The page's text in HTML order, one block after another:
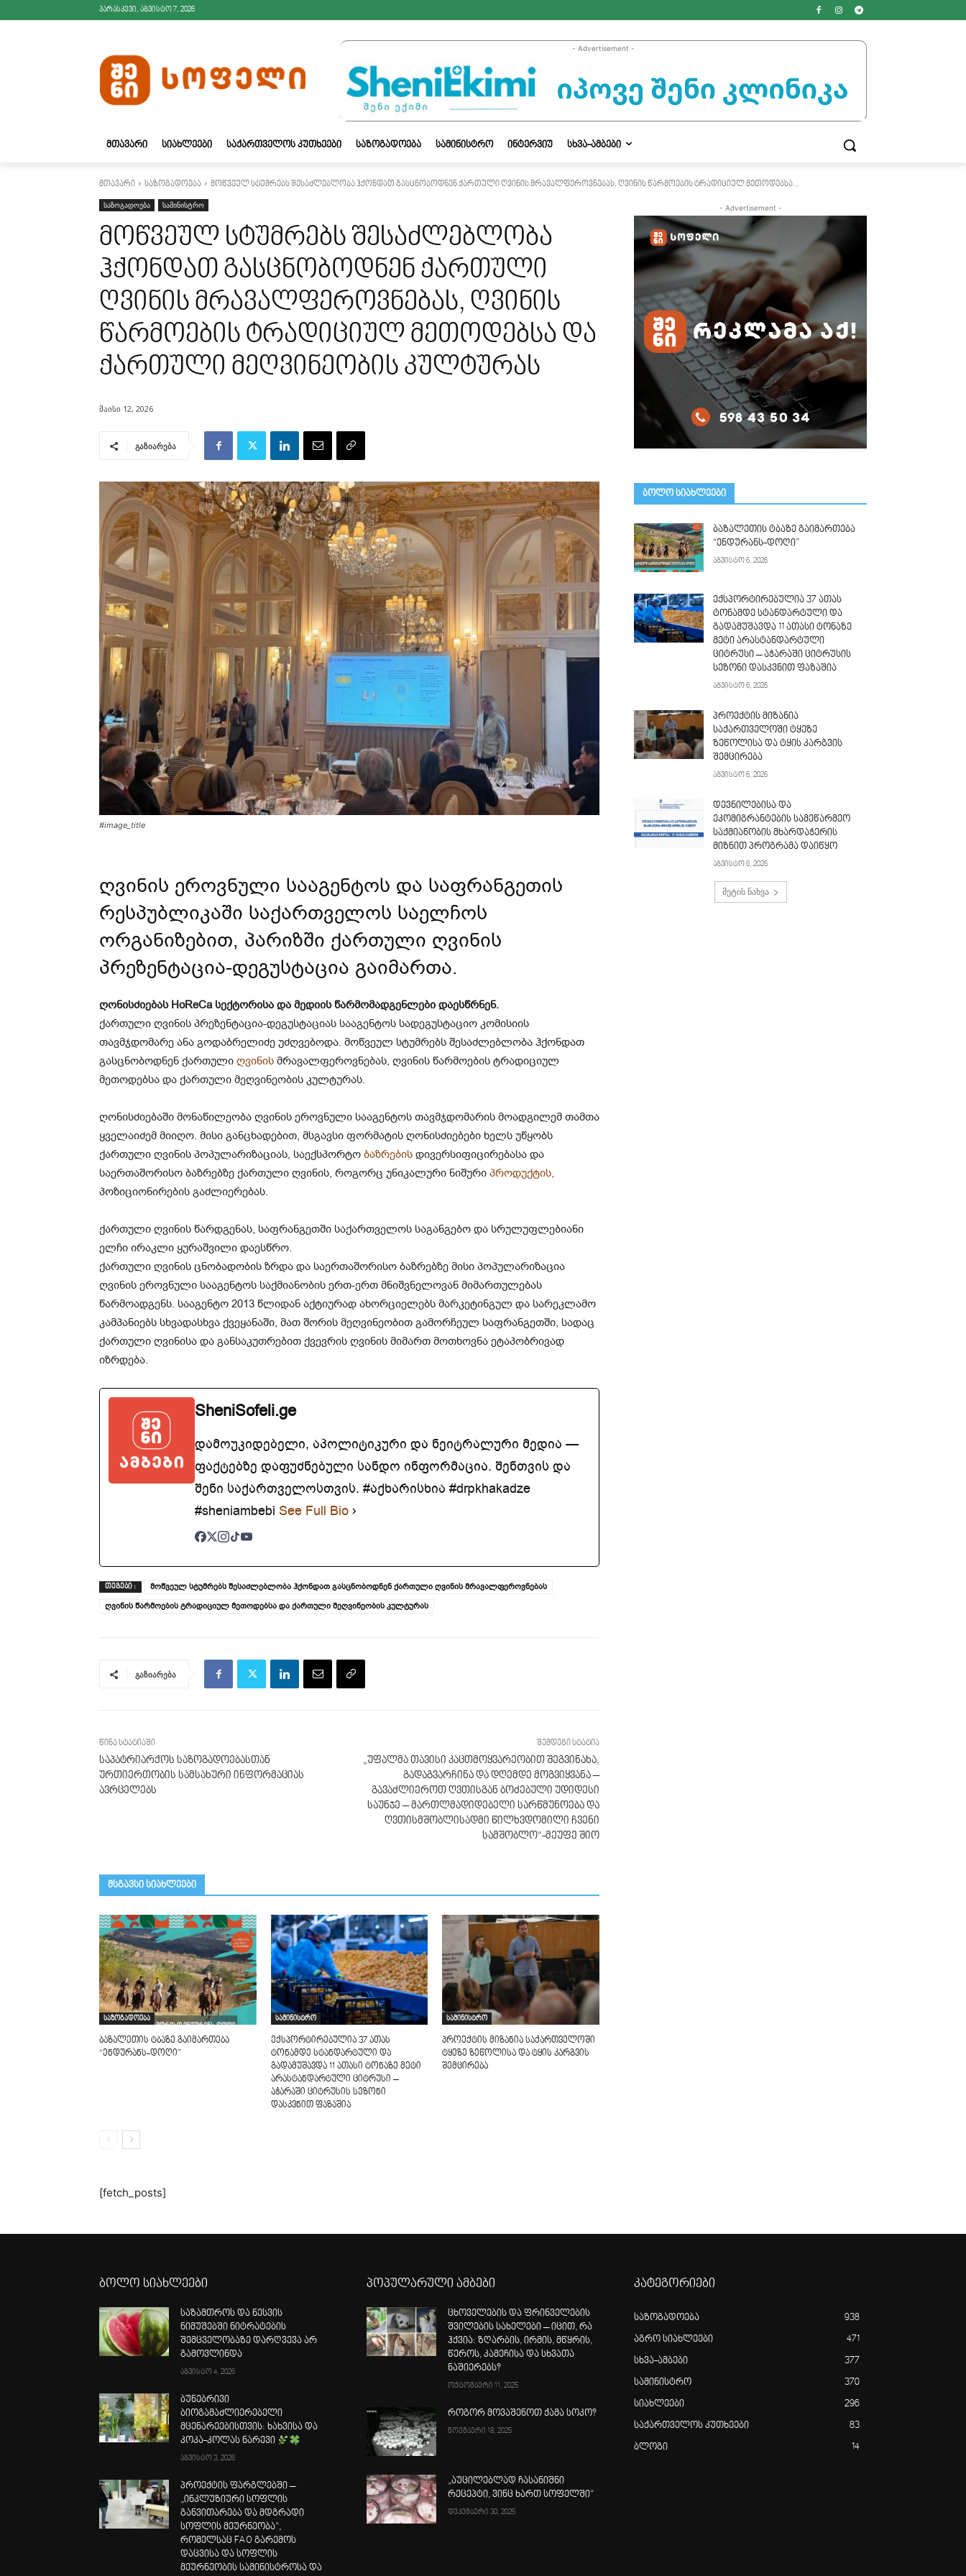
პარასკევი, აგვისტო 7, 2026
- Advertisement -
ᲛᲗᲐᲕᲐᲠᲘ ᲡᲘᲐᲮᲚᲔᲔᲑᲘ ᲡᲐᲥᲐᲠᲗᲕᲔᲚᲝᲡ ᲙᲣᲗᲮᲔᲔᲑᲘ ᲡᲐᲖᲝᲒᲐᲓᲝᲔᲑᲐ ᲡᲐᲛᲘᲜᲘᲡᲢᲠᲝ ᲘᲜᲢᲔᲠᲕᲘᲣ ᲡᲮᲕᲐ-ᲐᲛᲑᲔᲑᲘ
მთავარი საზოგადოება მოწვეულ სტუმრებს შესაძლებლობა ჰქონდათ გასცნობოდნენ ქართული ღვინის მრავალფეროვნებას, ღვინის წარმოების ტრადიციულ მეთოდებსა...
საზოგადოება სამინისტრო
მოწვეულ სტუმრებს შესაძლებლობა
ჰქონდათ გასცნობოდნენ ქართული
ღვინის მრავალფეროვნებას, ღვინის
წარმოების ტრადიციულ მეთოდებსა და
ქართული მეღვინეობის კულტურას
მაისი 12, 2026
გაზიარება
#image_title
ღვინის ეროვნული სააგენტოს და საფრანგეთის
რესპუბლიკაში საქართველოს საელჩოს
ორგანიზებით, პარიზში ქართული ღვინის
პრეზენტაცია-დეგუსტაცია გაიმართა.
ღონისძიებას HoReCa სექტორისა და მედიის წარმომადგენლები დაესწრნენ.
ქართული ღვინის პრეზენტაცია-დეგუსტაციას სააგენტოს სადეგუსტაციო კომისიის
თავმჯდომარე ანა გოდაბრელიძე უძღვებოდა. მოწვეულ სტუმრებს შესაძლებლობა ჰქონდათ
გასცნობოდნენ ქართული ღვინის მრავალფეროვნებას, ღვინის წარმოების ტრადიციულ
მეთოდებსა და ქართული მეღვინეობის კულტურას.
ღონისძიებაში მონაწილეობა ღვინის ეროვნული სააგენტოს თავმჯდომარის მოადგილემ თამთა
ყველაიძემ მიიღო. მისი განცხადებით, მსგავსი ფორმატის ღონისძიებები ხელს უწყობს
ქართული ღვინის პოპულარიზაციას, საექსპორტო ბაზრების დივერსიფიცირებასა და
საერთაშორისო ბაზრებზე ქართული ღვინის, როგორც უნიკალური ნიშური პროდუქტის,
პოზიციონირების გაძლიერებას.
ქართული ღვინის წარდგენას, საფრანგეთში საქართველოს საგანგებო და სრულუფლებიანი
ელჩი ირაკლი ყურაშვილი დაესწრო.
ქართული ღვინის ცნობადობის ზრდა და საერთაშორისო ბაზრებზე მისი პოპულარიზაცია
ღვინის ეროვნული სააგენტოს საქმიანობის ერთ-ერთ მნიშვნელოვან მიმართულებას
წარმოადგენს. სააგენტო 2013 წლიდან აქტიურად ახორციელებს მარკეტინგულ და სარეკლამო
კამპანიებს სხვადასხვა ქვეყანაში, მათ შორის მეღვინეობით გამორჩეულ საფრანგეთში, სადაც
ქართული ღვინისა და განსაკუთრებით ქვევრის ღვინის მიმართ მოთხოვნა ეტაპობრივად
იზრდება.
SheniSofeli.ge
დამოუკიდებელი, აპოლიტიკური და ნეიტრალური მედია —
ფაქტებზე დაფუძნებული სანდო ინფორმაცია. შენთვის და
შენი საქართველოსთვის. #აქხარისხია #drpkhakadze
#sheniambebi See Full Bio
ᲗᲔᲒᲔᲑᲘ :
მოწვეულ სტუმრებს შესაძლებლობა ჰქონდათ გასცნობოდნენ ქართული ღვინის მრავალფეროვნებას
ღვინის წარმოების ტრადიციულ მეთოდებსა და ქართული მეღვინეობის კულტურას
გაზიარება
წინა სტატიაში
საპატრიარქოს საზოგადოებასთან
ურთიერთობის სამსახური ინფორმაციას
ავრცელებს
შემდეგი სტატია
„უფალმა თავისი კაცთმოყვარეობით შეგვინახა,
გადაგვარჩინა და დღემდე მოგვიყვანა –
გავაძლიეროთ ღვთისგან ბოძებული უდიდესი
საუნჯე – მართლმადიდებელი სარწმუნოება და
ღვთისმშობლისადმი წილხვდომილი ჩვენი
სამშობლო“-მეუფე შიო
მსგავსი სიახლეები
საზოგადოება
ბაზალეთის ტბაზე გაიმართება
“ენდურანს-დოღი”
სამინისტრო
ექსპორტირებულია 37 ათას
ტონამდე სტანდარტული და
გადამუშავდა 11 ათასი ტონაზე მეტი
არასტანდარტული ციტრუსი –
აჭარაში ციტრუსის სეზონი
დასკვნით ფაზაშია
სამინისტრო
პროექტის მიზანია საქართველოში
ტყეზე ზეწოლისა და ტყის კარგვის
შემცირება
[fetch_posts]
- Advertisement -
ᲑᲝᲚᲝ ᲡᲘᲐᲮᲚᲔᲔᲑᲘ
ბაზალეთის ტბაზე გაიმართება
“ენდურანს-დოღი”
აგვისტო 6, 2026
ექსპორტირებულია 37 ათას
ტონამდე სტანდარტული და
გადამუშავდა 11 ათასი ტონაზე
მეტი არასტანდარტული
ციტრუსი – აჭარაში ციტრუსის
სეზონი დასკვნით ფაზაშია
აგვისტო 6, 2026
პროექტის მიზანია
საქართველოში ტყეზე
ზეწოლისა და ტყის კარგვის
შემცირება
აგვისტო 6, 2026
დევნილებისა და
ეკომიგრანტების სამეწარმეო
საქმიანობის მხარდაჭერის
მიზნით პროგრამა დაიწყო
აგვისტო 6, 2026
მეტის ნახვა
ბოლო სიახლეები
საზამთროს და ნესვის
ნიმუშებში ნიტრატების
შემცველობაზე დარღვევა არ
გამოვლინდა
აგვისტო 4, 2026
ბუნებრივი
ბიოგამაძლიერებელი
მცენარეებისთვის: ხახვისა და
კოკა-კოლას ნარევი
აგვისტო 3, 2026
პროექტის ფარგლებში –
„ინკლუზიური სოფლის
განვითარება და მდგრადი
სოფლის მეურნეობა“,
რომელსაც FAO გარემოს
დაცვისა და სოფლის
მეურნეობის სამინისტროსა და
პოპულარული ამბები
ცხოველების და ფრინველების
შვილების სახელები – იცით, რა
ჰქვია: ზღარბის, ირმის, მწყრის,
წეროს, კამეჩისა და სხვათა
ნაშიერებს?
ოქტომბერი 11, 2025
როგორ მოვაშენოთ ქამა სოკო?
ნოემბერი 18, 2025
„აუცილებლად ჩასანიშნი
რეცეპტი, ვინც ხართ სოფელში“
დეკემბერი 30, 2025
კატეგორიები
საზოგადოება 938
აგრო სიახლეები 471
სხვა-ამბები 377
სამინისტრო 370
სიახლეები 296
საქართველოს კუთხეები 83
ბლოგი 14